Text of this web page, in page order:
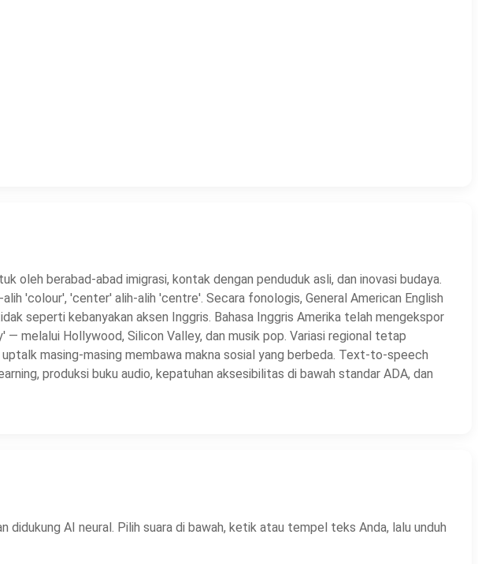
oleh berabad-abad imigrasi, kontak dengan penduduk asli, dan inovasi budaya.
'colour', 'center' alih-alih 'centre'. Secara fonologis, General American English
seperti kebanyakan aksen Inggris. Bahasa Inggris Amerika telah mengekspor
melalui Hollywood, Silicon Valley, dan musik pop. Variasi regional tetap
masing-masing membawa makna sosial yang berbeda. Text-to-speech
produksi buku audio, kepatuhan aksesibilitas di bawah standar ADA, dan
AI neural. Pilih suara di bawah, ketik atau tempel teks Anda, lalu unduh